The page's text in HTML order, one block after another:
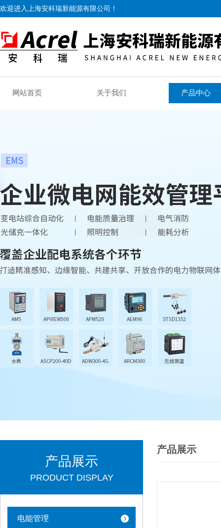
欢迎进入上海安科瑞新能源有限公司！
网站首页 关于我们 产品中心
产品展示
PRODUCT DISPLAY
电能管理
产品展示